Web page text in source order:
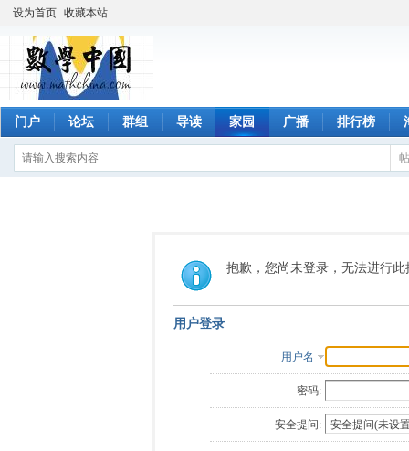
设为首页 收藏本站
门户 论坛 群组 导读 家园 广播 排行榜
抱歉，您尚未登录，无法进行此
用户登录
用户名
密码:
安全提问: